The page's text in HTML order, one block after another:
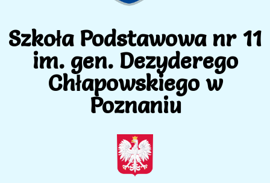
Szkoła Podstawowa nr 11
im. gen. Dezyderego
Chłapowskiego w
Poznaniu